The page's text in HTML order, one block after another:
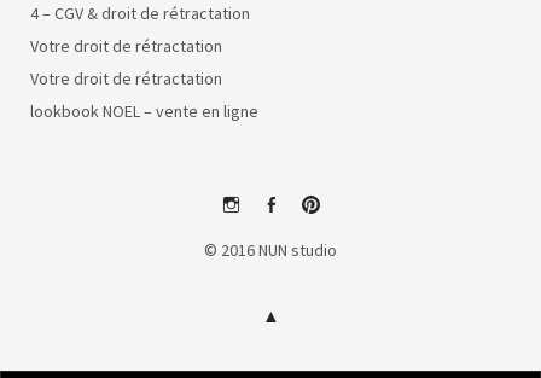
4 – CGV & droit de rétractation
Votre droit de rétractation
Votre droit de rétractation
lookbook NOEL – vente en ligne
instagramfacebookpinterest
© 2016 NUN studio